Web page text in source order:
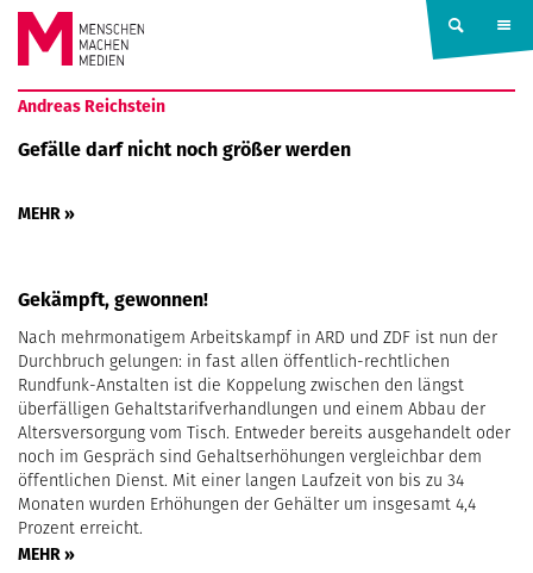
Springe zum Inhalt
MENSCHEN
MACHEN
MEDIEN
Andreas Reichstein
Gefälle darf nicht noch größer werden
MEHR »
Gekämpft, gewonnen!
Nach mehrmonatigem Arbeitskampf in ARD und ZDF ist nun der
Durchbruch gelungen: in fast allen öffentlich-rechtlichen
Rundfunk-Anstalten ist die Koppelung zwischen den längst
überfälligen Gehaltstarifverhandlungen und einem Abbau der
Altersversorgung vom Tisch. Entweder bereits ausgehandelt oder
noch im Gespräch sind Gehaltserhöhungen vergleichbar dem
öffentlichen Dienst. Mit einer langen Laufzeit von bis zu 34
Monaten wurden Erhöhungen der Gehälter um insgesamt 4,4
Prozent erreicht.
MEHR »